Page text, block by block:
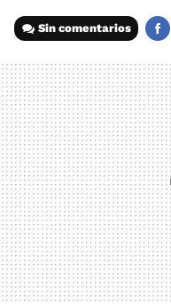
Sin comentarios